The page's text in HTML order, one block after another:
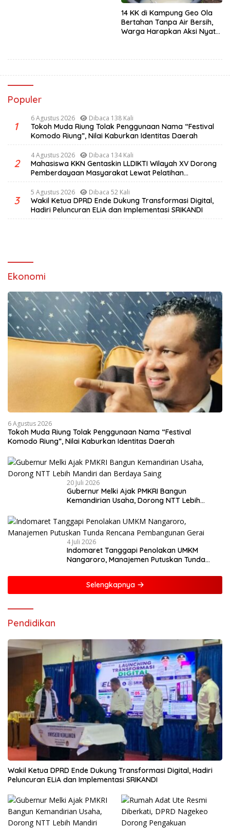
14 KK di Kampung Geo Ola
Bertahan Tanpa Air Bersih,
Warga Harapkan Aksi Nyata
Populer
1
6 Agustus 2026 Dibaca 138 Kali
Tokoh Muda Riung Tolak Penggunaan Nama “Festival
Komodo Riung”, Nilai Kaburkan Identitas Daerah
2
4 Agustus 2026 Dibaca 134 Kali
Mahasiswa KKN Gentaskin LLDIKTI Wilayah XV Dorong
Pemberdayaan Masyarakat Lewat Pelatihan
Pengolahan Hasil Alam di Desa Sisir
3
5 Agustus 2026 Dibaca 52 Kali
Wakil Ketua DPRD Ende Dukung Transformasi Digital,
Hadiri Peluncuran ELiA dan Implementasi SRIKANDI
Ekonomi
6 Agustus 2026
Tokoh Muda Riung Tolak Penggunaan Nama “Festival
Komodo Riung”, Nilai Kaburkan Identitas Daerah
20 Juli 2026
Gubernur Melki Ajak PMKRI Bangun
Kemandirian Usaha, Dorong NTT Lebih
4 Juli 2026
Indomaret Tanggapi Penolakan UMKM
Nangaroro, Manajemen Putuskan Tunda
Selengkapnya
Pendidikan
Wakil Ketua DPRD Ende Dukung Transformasi Digital, Hadiri
Peluncuran ELiA dan Implementasi SRIKANDI